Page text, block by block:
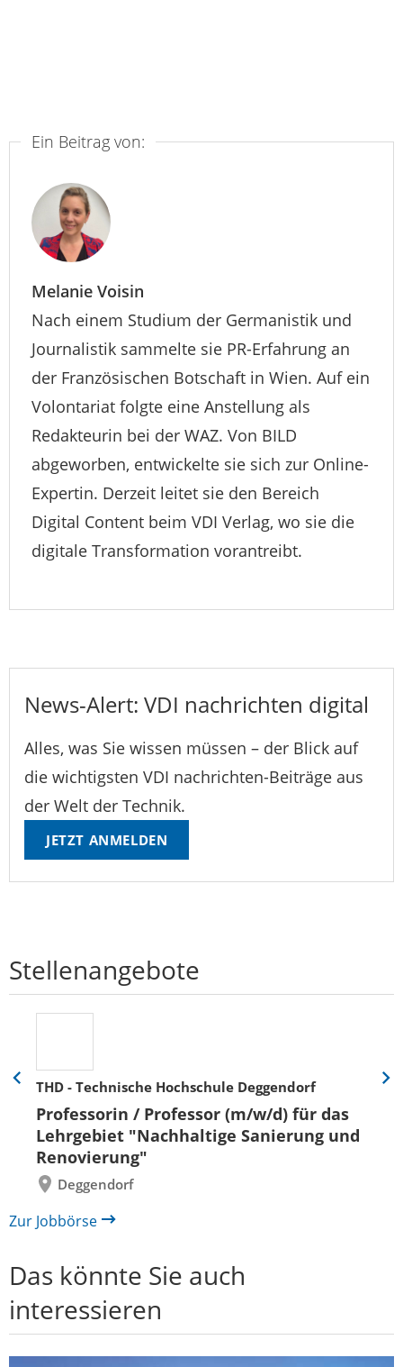
Ein Beitrag von:
Melanie Voisin
Nach einem Studium der Germanistik und
Journalistik sammelte sie PR-Erfahrung an
der Französischen Botschaft in Wien. Auf ein
Volontariat folgte eine Anstellung als
Redakteurin bei der WAZ. Von BILD
abgeworben, entwickelte sie sich zur Online-
Expertin. Derzeit leitet sie den Bereich
Digital Content beim VDI Verlag, wo sie die
digitale Transformation vorantreibt.
News-Alert: VDI nachrichten digital
Alles, was Sie wissen müssen – der Blick auf
die wichtigsten VDI nachrichten-Beiträge aus
der Welt der Technik.
JETZT ANMELDEN
Stellenangebote
THD - Technische Hochschule Deggendorf
Professorin / Professor (m/w/d) für das
Lehrgebiet "Nachhaltige Sanierung und
Renovierung"
Deggendorf
Eine
zurück
Eine
Zur Jobbörse
Das könnte Sie auch
interessieren